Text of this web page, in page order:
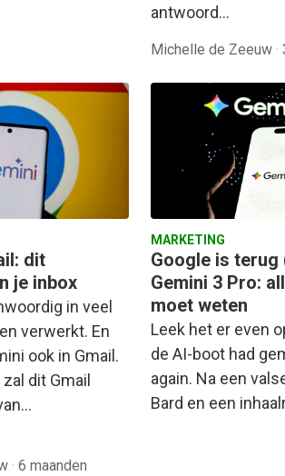
antwoord…
Michelle de Zeeuw ·
dit
je inbox
in veel
verwerkt. En
ook in Gmail.
dit Gmail
· 6 maanden
MARKETING
Google is terug
Gemini 3 Pro:
moet weten
Leek het er even
de AI-boot had
again. Na een
Bard en een